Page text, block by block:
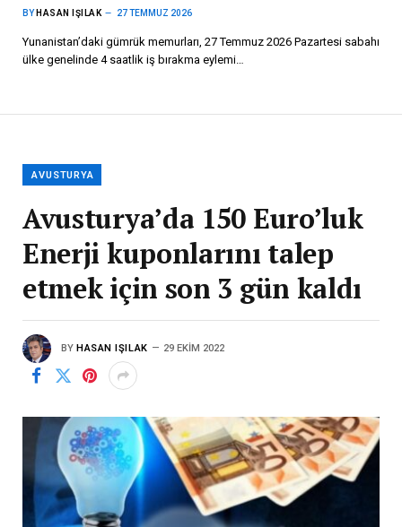
BY HASAN IŞILAK 27 TEMMUZ 2026
Yunanistan’daki gümrük memurları, 27 Temmuz 2026 Pazartesi sabahı
ülke genelinde 4 saatlik iş bırakma eylemi…
AVUSTURYA
Avusturya’da 150 Euro’luk
Enerji kuponlarını talep
etmek için son 3 gün kaldı
BY HASAN IŞILAK 29 EKIM 2022